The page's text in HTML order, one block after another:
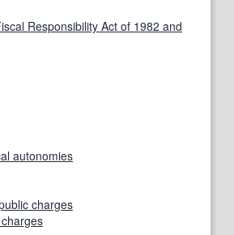
Responsibility Act of 1982 and
autonomies
charges